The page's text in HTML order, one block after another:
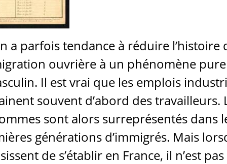
a parfois tendance à réduire l’histoire
ouvrière à un phénomène
Il est vrai que les emplois
souvent d’abord des travailleurs.
sont alors surreprésentés dans
générations d’immigrés. Mais
de s’établir en France, il n’est